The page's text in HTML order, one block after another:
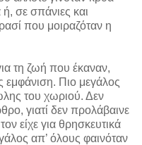
σε σπάνιες και
που μοιραζόταν η
τη ζωή που έκαναν,
εμφάνιση. Πιο μεγάλος
του χωριού. Δεν
γιατί δεν προλάβαινε
είχε για θρησκευτικά
απ’ όλους φαινόταν